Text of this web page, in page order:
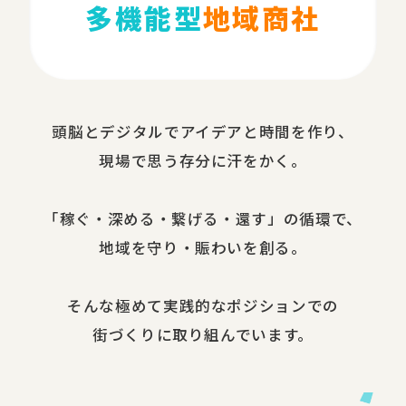
多機能型地域商社
頭脳と​デジタルで​アイデアと​時間を​作り、​
現場で​思う​存分に​汗を​かく。
​「稼ぐ・​深める​・繋げる・還す」の​循環で、​
地域を​守り・​賑わいを​創る。
​そんな​極めて​実践的な​ポジションでの​
街づくりに​取り組んでいます。​